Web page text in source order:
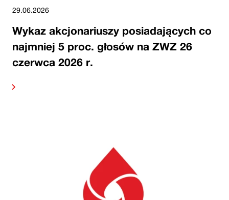
29.06.2026
Wykaz akcjonariuszy posiadających co
najmniej 5 proc. głosów na ZWZ 26
czerwca 2026 r.